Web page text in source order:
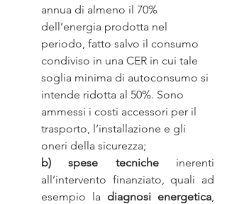
annua di almeno il 70%
dell’energia prodotta nel
periodo, fatto salvo il consumo
condiviso in una CER in cui tale
soglia minima di autoconsumo si
intende ridotta al 50%. Sono
ammessi i costi accessori per il
trasporto, l’installazione e gli
oneri della sicurezza;
b)
spese tecniche inerenti
all’intervento finanziato, quali ad
esempio la diagnosi energetica